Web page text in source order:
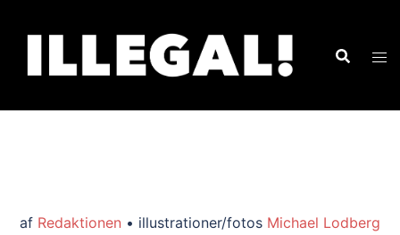
af Redaktionen • illustrationer/fotos Michael Lodberg